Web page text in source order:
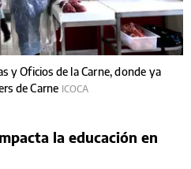
y Oficios de la Carne, donde ya
de Carne ICOCA
la educación en